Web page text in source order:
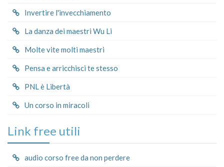
Invertire l'invecchiamento
La danza dei maestri Wu Li
Molte vite molti maestri
Pensa e arricchisci te stesso
PNL è Libertà
Un corso in miracoli
Link free utili
audio corso free da non perdere